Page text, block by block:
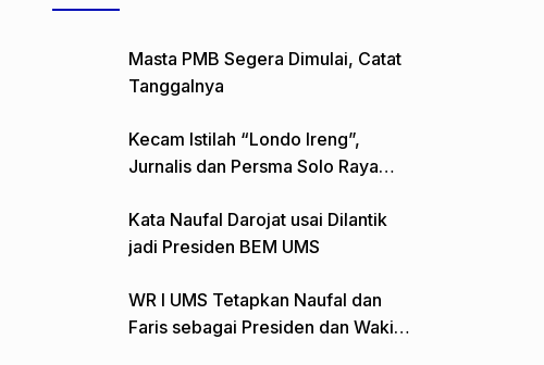
Masta PMB Segera Dimulai, Catat
Tanggalnya
Kecam Istilah “Londo Ireng”,
Jurnalis dan Persma Solo Raya
Kata Naufal Darojat usai Dilantik
jadi Presiden BEM UMS
WR I UMS Tetapkan Naufal dan
Faris sebagai Presiden dan Wakil